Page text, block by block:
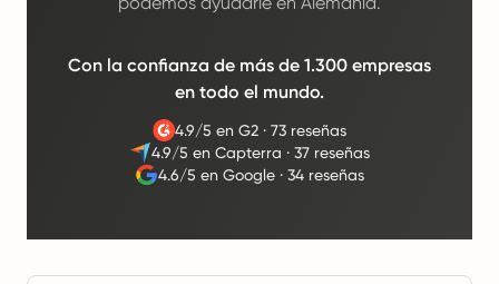
Con la confianza de más de 1.300 empresas
en todo el mundo.
4.9/5 en G2 ·73 reseñas
4.9/5 en Capterra ·37 reseñas
4.6/5 en Google· 34 reseñas